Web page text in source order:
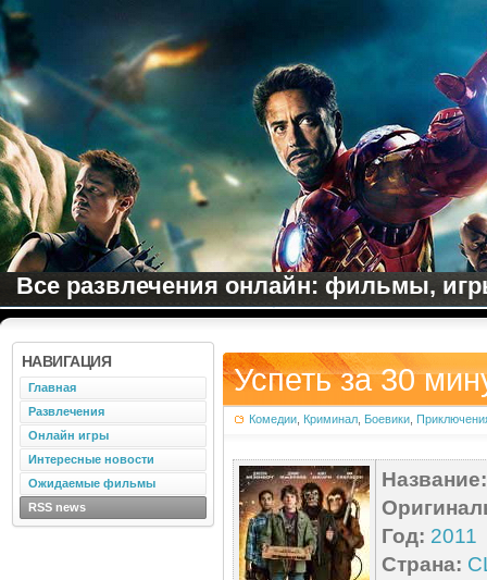
Все развлечения онлайн: фильмы,
Успеть за 30
Комедии Криминал Боевики
Название:
Год: 2011
Страна:
НАВИГАЦИЯ
Главная
Развлечения
Онлайн игры
Интересные новости
Ожидаемые фильмы
RSS news